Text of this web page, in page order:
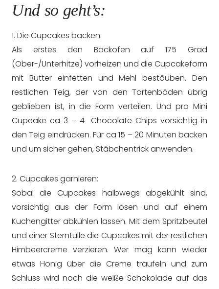
Und so geht’s:
1. Die Cupcakes backen:
Als erstes den Backofen auf 175 Grad
(Ober-/Unterhitze) vorheizen und die Cupcakeform
mit Butter einfetten und Mehl bestäuben. Den
restlichen Teig, der von den Tortenböden übrig
geblieben ist, in die Form verteilen. Und pro Mini
Cupcake ca 3 – 4 Chocolate Chips vorsichtig in
den Teig eindrücken. Für ca 15 – 20 Minuten backen
und um sicher gehen, Stäbchentrick anwenden.
2. Cupcakes garnieren:
Sobal die Cupcakes halbwegs abgekühlt sind,
vorsichtig aus der Form lösen und auf einem
Kuchengitter abkühlen lassen. Mit dem Spritzbeutel
und einer Sterntülle die Cupcakes mit der restlichen
Himbeercreme verzieren. Wer mag kann wieder
etwas Honig über die Creme träufeln und zum
Schluss wird noch die weiße Schokolade auf das